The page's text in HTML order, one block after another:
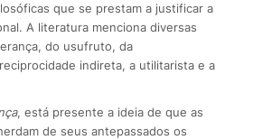
que se prestam a justificar a
A literatura menciona diversas
do usufruto, da
indireta, a utilitarista e a
, está presente a ideia de que as
de seus antepassados os